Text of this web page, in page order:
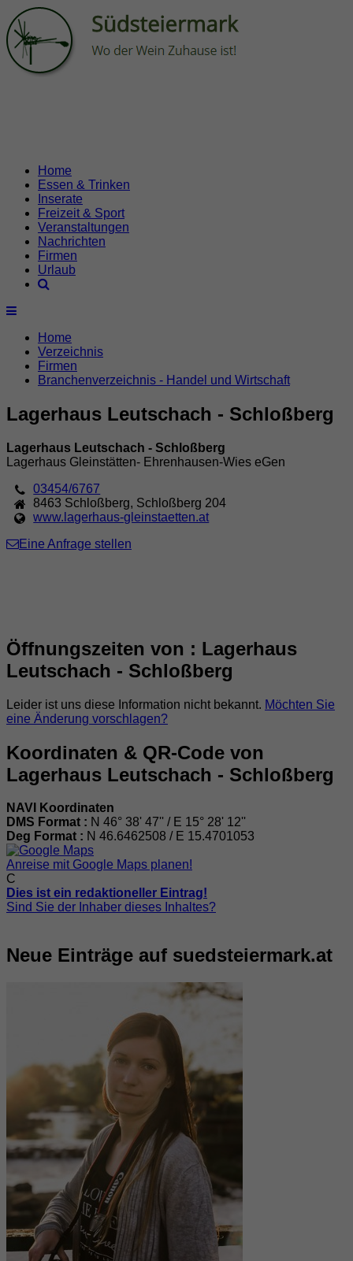
Home
Essen & Trinken
Inserate
Freizeit & Sport
Veranstaltungen
Nachrichten
Firmen
Urlaub
Home
Verzeichnis
Firmen
Branchenverzeichnis - Handel und Wirtschaft
Lagerhaus Leutschach - Schloßberg
Lagerhaus Leutschach - Schloßberg
Lagerhaus Gleinstätten- Ehrenhausen-Wies eGen
03454/6767
8463 Schloßberg, Schloßberg 204
www.lagerhaus-gleinstaetten.at
Eine Anfrage stellen
Öffnungszeiten von : Lagerhaus
Leutschach - Schloßberg
Leider ist uns diese Information nicht bekannt. Möchten Sie
eine Änderung vorschlagen?
Koordinaten & QR-Code von
Lagerhaus Leutschach - Schloßberg
NAVI Koordinaten
DMS Format : N 46° 38' 47'' / E 15° 28' 12''
Deg Format : N 46.6462508 / E 15.4701053
Anreise mit Google Maps planen!
C
Dies ist ein redaktioneller Eintrag!
Sind Sie der Inhaber dieses Inhaltes?
Neue Einträge auf suedsteiermark.at